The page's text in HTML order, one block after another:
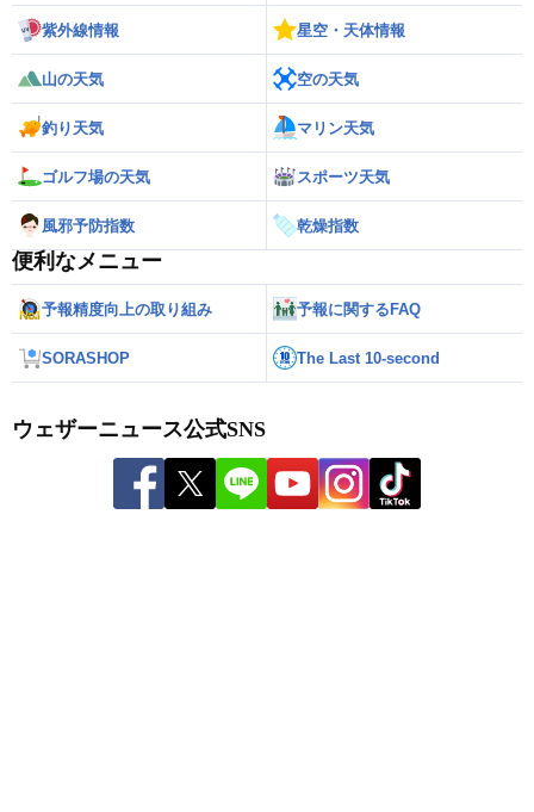
紫外線情報 星空・天体情報
山の天気 空の天気
釣り天気 マリン天気
ゴルフ場の天気 スポーツ天気
風邪予防指数 乾燥指数
便利なメニュー
予報精度向上の取り組み 予報に関するFAQ
SORASHOP The Last 10-second
ウェザーニュース公式SNS